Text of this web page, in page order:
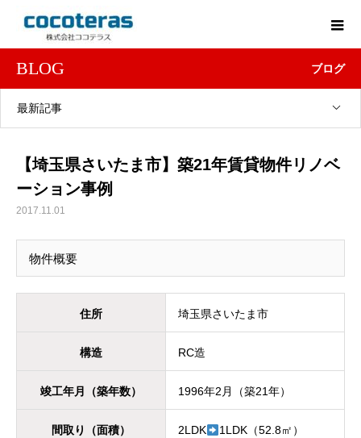
BLOG ブログ
最新記事
【埼玉県さいたま市】築21年賃貸物件リノベ
ーション事例
2017.11.01
物件概要
住所 埼玉県さいたま市
構造 RC造
竣工年月（築年数） 1996年2月（築21年）
間取り（面積） 2LDK 1LDK（52.8㎡）